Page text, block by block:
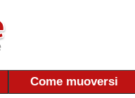
Come muoversi